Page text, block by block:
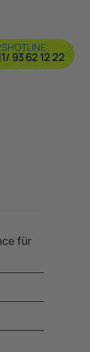
93 62 12 22
für